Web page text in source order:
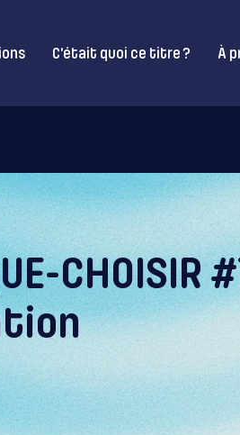
C’était quoi ce titre ? À